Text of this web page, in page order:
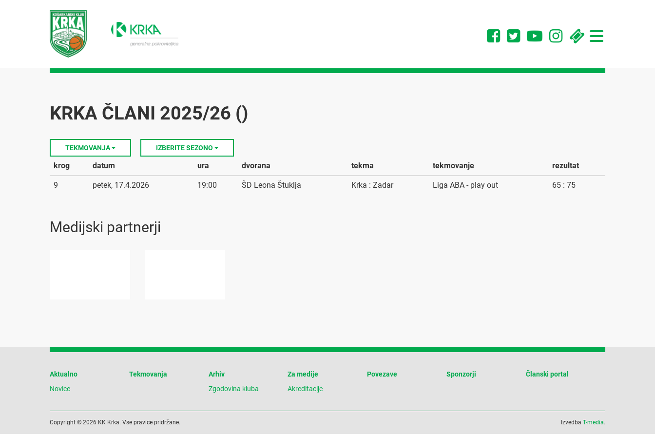
Toggle
navigation
KRKA ČLANI 2025/26 ()
TEKMOVANJA IZBERITE SEZONO
krog datum ura dvorana tekma tekmovanje rezultat
9 petek, 17.4.2026 19:00 ŠD Leona Štuklja Krka : Zadar Liga ABA - play out 65 : 75
Medijski partnerji
Aktualno
Novice
Tekmovanja
Arhiv
Zgodovina kluba
Za medije
Akreditacije
Povezave Sponzorji Članski portal
Copyright © 2026 KK Krka. Vse pravice pridržane. Izvedba T-media.